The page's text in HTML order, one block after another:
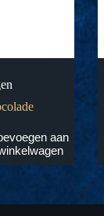
aan